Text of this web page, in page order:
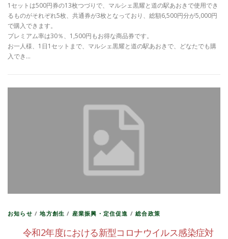
1セットは500円券の13枚つづりで、マルシェ黒耀と道の駅あおきで使用でき
るものがそれぞれ5枚、共通券が3枚となっており、総額6,500円分が5,000円
で購入できます。
プレミアム率は30％、1,500円もお得な商品券です。
お一人様、1日1セットまで、マルシェ黒耀と道の駅あおきで、どなたでも購
入でき…
お知らせ /地方創生 / 産業振興・定住促進 /総合政策
令和2年度における新型コロナウイルス感染症対